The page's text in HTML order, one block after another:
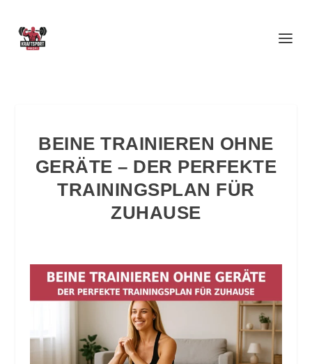
BEINE TRAINIEREN OHNE
GERÄTE – DER PERFEKTE
TRAININGSPLAN FÜR
ZUHAUSE